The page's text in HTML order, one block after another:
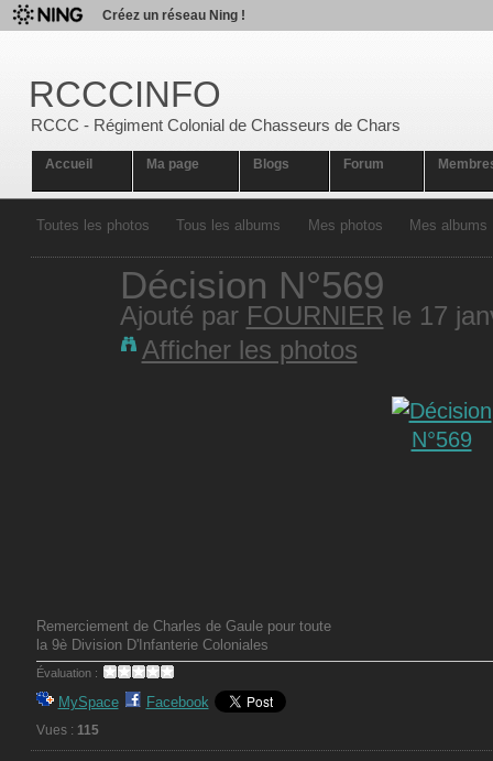
Créez un réseau Ning !
RCCCINFO
RCCC - Régiment Colonial de Chasseurs de Chars
Accueil Ma page Blogs Forum
Toutes les photos Tous les albums Mes photos Mes albums
Décision N°569
Ajouté par FOURNIER le 17
Afficher les photos
Remerciement de Charles de Gaule pour toute
la 9è Division D'Infanterie Coloniales
Évaluation :
MySpace Facebook
Vues : 115